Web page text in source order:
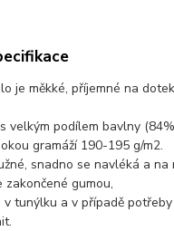
je měkké, příjemné na
velkým podílem bavlny
gramáží 190-195 g/m2.
snadno se navléká a na
zakončené gumou,
tunýlku a v případě